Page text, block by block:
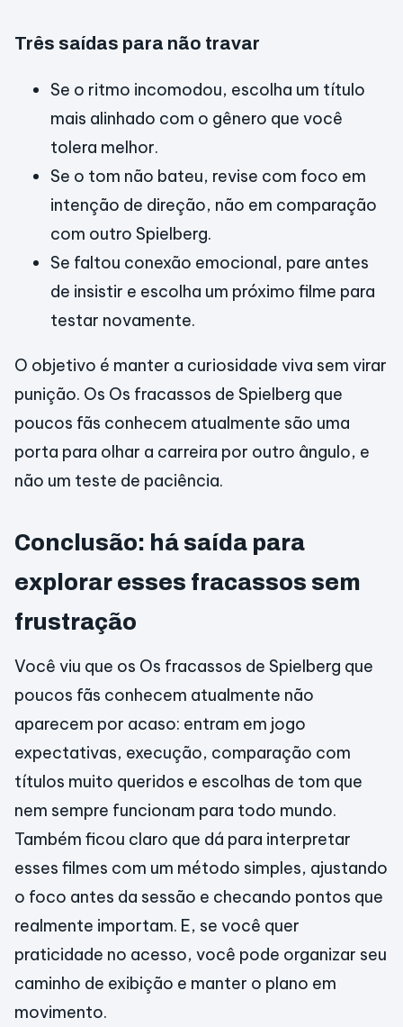
Três saídas para não travar
Se o ritmo incomodou, escolha um título
mais alinhado com o gênero que você
tolera melhor.
Se o tom não bateu, revise com foco em
intenção de direção, não em comparação
com outro Spielberg.
Se faltou conexão emocional, pare antes
de insistir e escolha um próximo filme para
testar novamente.
O objetivo é manter a curiosidade viva sem virar
punição. Os Os fracassos de Spielberg que
poucos fãs conhecem atualmente são uma
porta para olhar a carreira por outro ângulo, e
não um teste de paciência.
Conclusão: há saída para
explorar esses fracassos sem
frustração
Você viu que os Os fracassos de Spielberg que
poucos fãs conhecem atualmente não
aparecem por acaso: entram em jogo
expectativas, execução, comparação com
títulos muito queridos e escolhas de tom que
nem sempre funcionam para todo mundo.
Também ficou claro que dá para interpretar
esses filmes com um método simples, ajustando
o foco antes da sessão e checando pontos que
realmente importam. E, se você quer
praticidade no acesso, você pode organizar seu
caminho de exibição e manter o plano em
movimento.